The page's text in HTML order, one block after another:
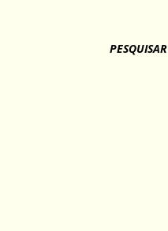
PESQUISAR